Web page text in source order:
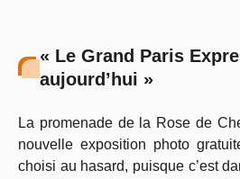
« Le Grand Paris
aujourd’hui »
La promenade de la Rose de
nouvelle exposition photo
choisi au hasard, puisque c’est